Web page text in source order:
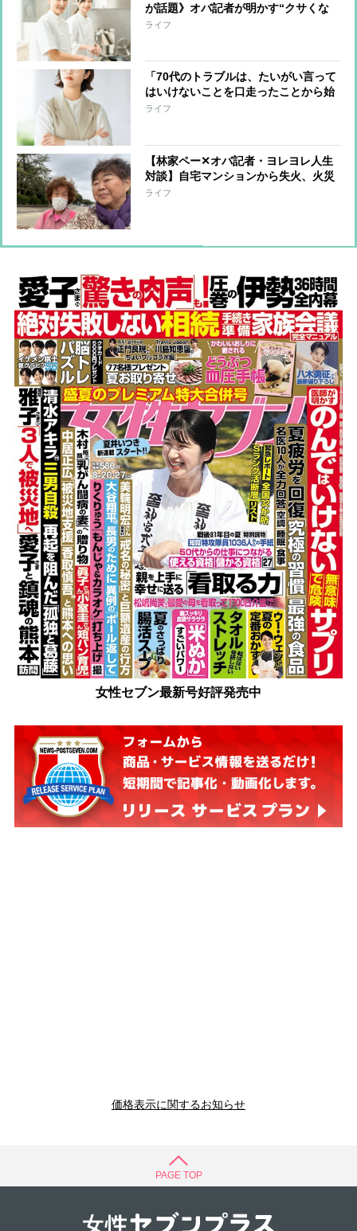
が話題》オバ記者が明かす“クサくな
いメシ”を作る管理栄養士の話、そし
ライフ
「70代のトラブルは、たいがい言って
はいけないことを口走ったことから始
まっている」オバ記者（69）は“老年
ライフ
【林家ペー✕オバ記者・ヨレヨレ人生
対談】自宅マンションから失火、火災
保険に入っておらず周辺住宅への補償
ライフ
女性セブン最新号好評発売中
価格表示に関するお知らせ
PAGE TOP